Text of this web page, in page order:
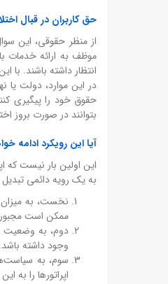
حق کاربران در قبال
از منظر حقوقی، این
موظف به ارائه خدمات
انتظار داشته باشند.
در این موارد، دولت یا
حقوق خود را پیگیری
بتوانند در صورت بروز
آیا این رویکرد ادامه
این اولین بار نیست که
به یک رویه دائمی
نخست، به میزان
ممکن است
دوم، به وضعیت
وجود داشته باشد.
سوم، به
اپراتورها را